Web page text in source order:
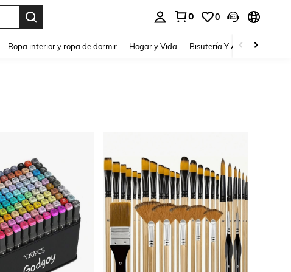
0 0
Ropa interior y ropa de dormir Hogar y Vida Bisutería Y Accesorios